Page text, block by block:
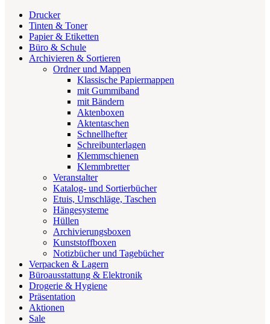
Drucker
Tinten & Toner
Papier & Etiketten
Büro & Schule
Archivieren & Sortieren
Ordner und Mappen
Klassische Papiermappen
mit Gummiband
mit Bändern
Aktenboxen
Aktentaschen
Schnellhefter
Schreibunterlagen
Klemmschienen
Klemmbretter
Veranstalter
Katalog- und Sortierbücher
Etuis, Umschläge, Taschen
Hängesysteme
Hüllen
Archivierungsboxen
Kunststoffboxen
Notizbücher und Tagebücher
Verpacken & Lagern
Büroausstattung & Elektronik
Drogerie & Hygiene
Präsentation
Aktionen
Sale